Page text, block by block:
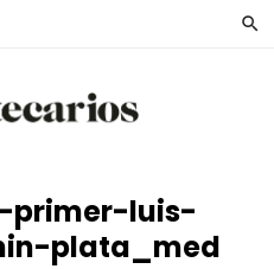
luis-
plata_med